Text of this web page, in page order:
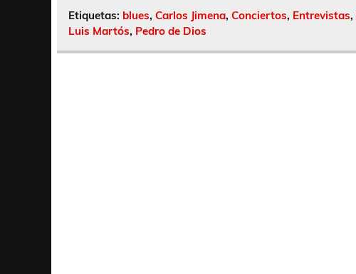
Etiquetas: blues, Carlos Jimena, Conciertos, Entrevistas,
Luis Martós, Pedro de Dios